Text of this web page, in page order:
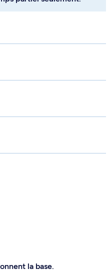
la base.